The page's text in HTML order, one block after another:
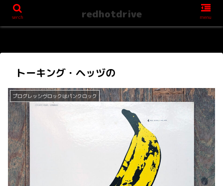
トーキング・ヘッヅの
プログレッシヴロックはパンクロック
serch redhotdrive menu